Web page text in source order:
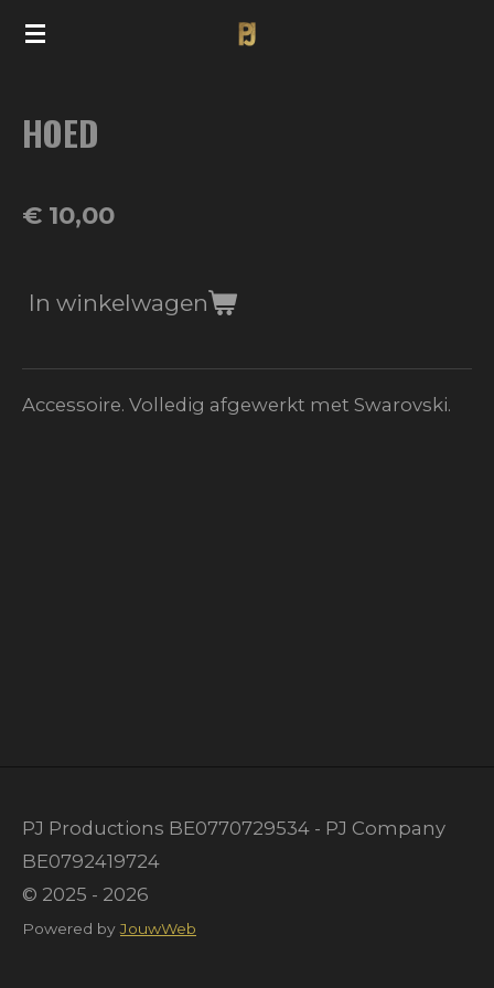
Ga
deHOED
€ 10,00
In winkelwagen
Accessoire. Volledig afgewerkt met Swarovski.
PJ Productions BE0770729534 - PJ Company
BE0792419724
© 2025 - 2026
Powered byJouwWeb